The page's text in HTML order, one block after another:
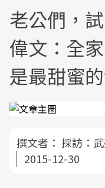
老公們，
偉文：全
是最甜蜜
撰文者： 採訪：
2015-12-30